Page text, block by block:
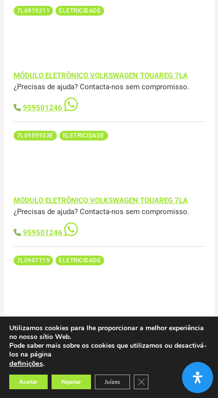
7L6919211 ELETRICIDADE
MÓDULO ELETRÔNICO VOLKSWAGEN TOUAREG 7LA
¿Precisas de ajuda? Contacta-nos sem compromisso.
959501246
7L0959933E ELETRICIDADE
MÓDULO ELETRÔNICO VOLKSWAGEN TOUAREG 7LA
¿Precisas de ajuda? Contacta-nos sem compromisso.
959501246
7L0907719 ELETRICIDADE
MÓDULO ELETRÔNICO VOLKSWAGEN TOUAREG 7LA
¿Precisas de ajuda? Contacta-nos sem compromisso.
959501246
0AD927755AK ELETRICIDADE
Utilizamos cookies para lhe proporcionar a melhor experiência
no nosso sítio Web.
Pode saber mais sobre os cookies que utilizamos ou desactivá-
los na página
definições.
Aceitar Rejeitar Juízes Close GDPR Cookie Banner